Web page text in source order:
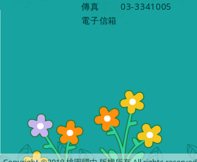
傳真
03-3341005
電子信箱